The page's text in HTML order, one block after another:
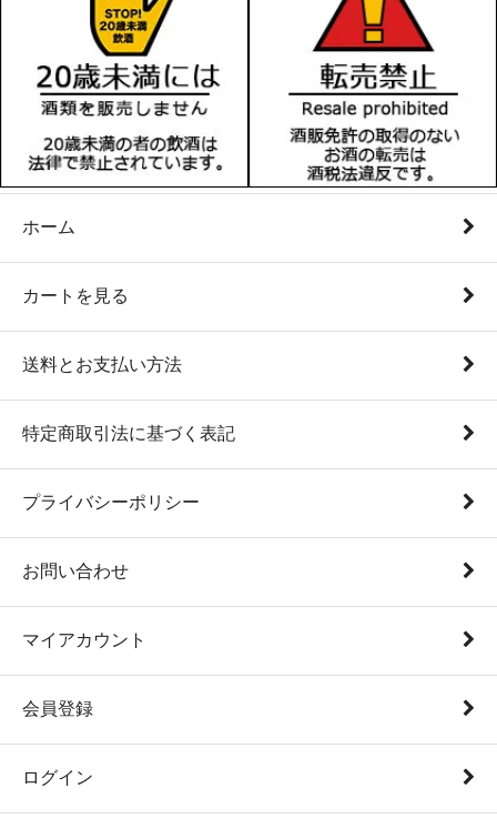
ホーム
カートを見る
送料とお支払い方法
特定商取引法に基づく表記
プライバシーポリシー
お問い合わせ
マイアカウント
会員登録
ログイン